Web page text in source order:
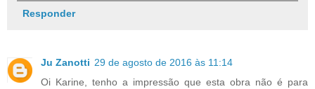
Responder
Ju Zanotti 29 de agosto de 2016 às 11:14
Oi Karine, tenho a impressão que esta obra não é para